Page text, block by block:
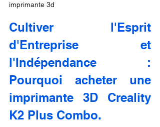
imprimante 3d
Cultiver l'Esprit
d'Entreprise et
l'Indépendance :
Pourquoi acheter une
imprimante 3D Creality
K2 Plus Combo.